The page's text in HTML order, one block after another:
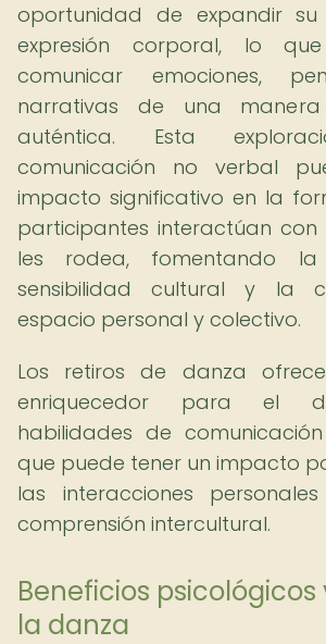
oportunidad de expandir
expresión corporal, lo
comunicar emociones,
narrativas de una
auténtica. Esta
comunicación no verbal
impacto significativo en la
participantes interactúan
les rodea, fomentando
sensibilidad cultural y la
espacio personal y colectivo.
Los retiros de danza
enriquecedor para el
habilidades de
que puede tener un impacto
las interacciones
comprensión intercultural.
Beneficios psicológicos
la danza